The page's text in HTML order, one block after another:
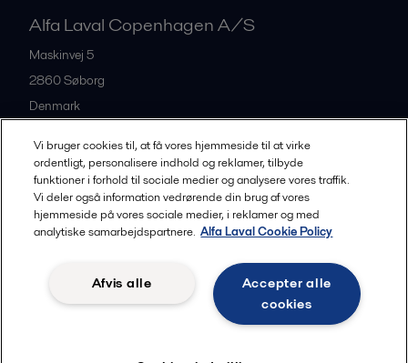
Alfa Laval Copenhagen A/S
Maskinvej 5
2860Søborg
Denmark
All offices and partners
Legal terms and conditions
Community guidelines
Vi bruger cookies til, at få vores hjemmeside til at virke
ordentligt, personalisere indhold og reklamer, tilbyde
funktioner i forhold til sociale medier og analysere vores traffik.
Vi deler også information vedrørende din brug af vores
hjemmeside på vores sociale medier, i reklamer og med
analytiske samarbejdspartnere. Alfa Laval Cookie Policy
Accepter alle
cookies
Afvis alle